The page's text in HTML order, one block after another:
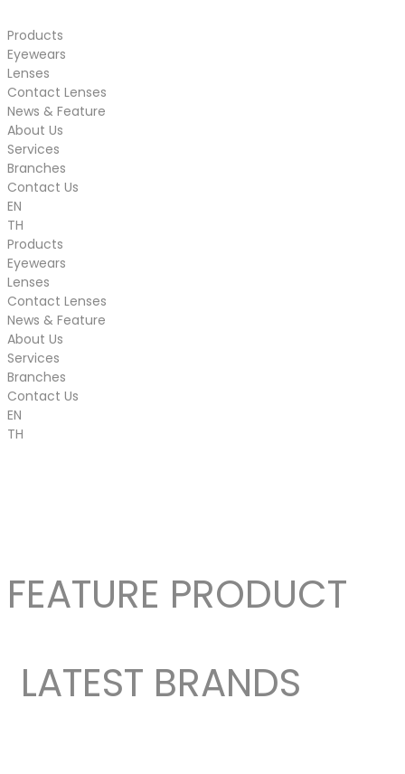
Products
Eyewears
Lenses
Contact Lenses
News & Feature
About Us
Services
Branches
Contact Us
EN
TH
Products
Eyewears
Lenses
Contact Lenses
News & Feature
About Us
Services
Branches
Contact Us
EN
TH
FEATURE PRODUCT
LATEST BRANDS